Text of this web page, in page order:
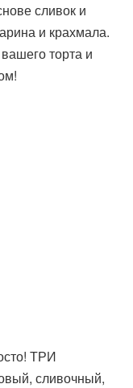
сливок и
и крахмала.
торта и
ТРИ
сливочный,